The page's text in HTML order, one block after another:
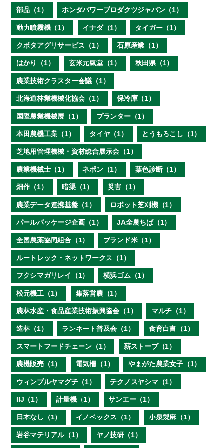
部品（1） ホンダパワープロダクツジャパン（1）
動力噴霧機（1） イナダ（1） タイガー（1）
クボタアグリサービス（1） 石原産業（1）
はかり（1） 玄米元氣堂（1） 秋田県（1）
農業技術クラスター会議（1）
北海道林業機械化協会（1） 保冷庫（1）
国際農業機械展（1） プランター（1）
本田農機工業（1） タイヤ（1） とうもろこし（1）
芝地用管理機械・資材総合展示会（1）
農業機械士（1） ネポン（1） 葉色診断（1）
畑作（1） 暗渠（1） 災害（1）
農業データ連携基盤（1） ロボット芝刈機（1）
パールパッケージ企画（1） JA全農ちば（1）
全国農薬協同組合（1） ブランド米（1）
ルートレック・ネットワークス（1）
フクシマガリレイ（1） 横浜ゴム（1）
松元機工（1） 集落営農（1）
農林水産・食品産業技術振興協会（1） マルチ（1）
造林（1） ランネート普及会（1） 食育白書（1）
スマートフードチェーン（1） 薪ストーブ（1）
農機販売（1） 電気柵（1） やまがた農業女子（1）
ウィンブルヤマグチ（1） テクノスヤシマ（1）
IIJ（1） 計量機（1） サンエー（1）
日本なし（1） イノベックス（1） 小泉製麻（1）
岩谷マテリアル（1） ヤノ技研（1）